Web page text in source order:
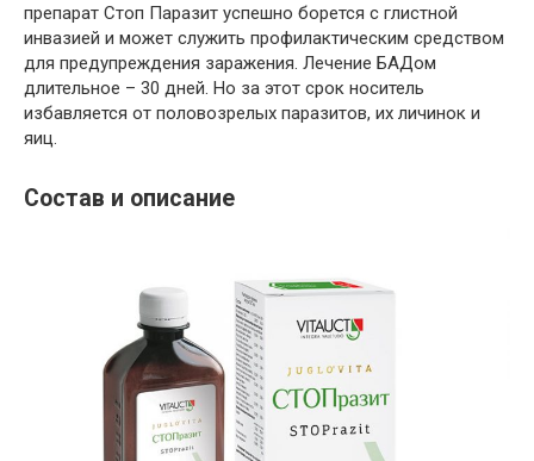
препарат Стоп Паразит успешно борется с глистной
инвазией и может служить профилактическим средством
для предупреждения заражения. Лечение БАДом
длительное – 30 дней. Но за этот срок носитель
избавляется от половозрелых паразитов, их личинок и
яиц.
Состав и описание